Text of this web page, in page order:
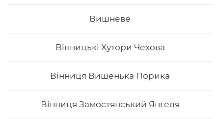
Вишневе
Вінницькі Хутори Чехова
Вінниця Вишенька Порика
Вінниця Замостянський Янгеля
Вага: 960 г Склад: макі філа, філадельфія класік з